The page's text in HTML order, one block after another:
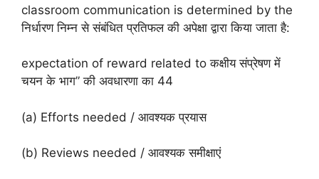
classroom communication is determined by the
निर्धारण निम्न से संबंधित प्रतिफल की अपेक्षा द्वारा किया जाता है:
expectation of reward related to कक्षीय संप्रेषण में
चयन के भाग” की अवधारणा का 44
(a) Efforts needed / आवश्यक प्रयास
(b) Reviews needed / आवश्यक समीक्षाएं